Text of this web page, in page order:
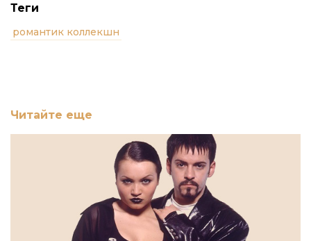
Теги
романтик коллекшн
Читайте еще